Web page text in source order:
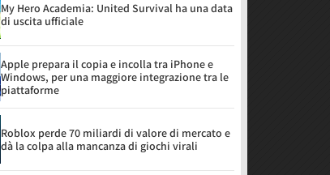
My Hero Academia: United Survival ha una data
di uscita ufficiale
Apple prepara il copia e incolla tra iPhone e
Windows, per una maggiore integrazione tra le
piattaforme
Roblox perde 70 miliardi di valore di mercato e
dà la colpa alla mancanza di giochi virali